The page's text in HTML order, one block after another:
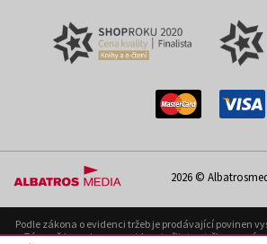
2026 ©
Podle zákona o evidenci tržeb je prodávající povinen
Zároveň je povinen zaevidovat přijatou tržbu u